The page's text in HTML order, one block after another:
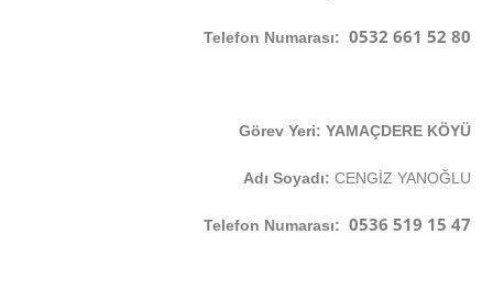
Telefon Numarası: 0532 661 52 80
Görev Yeri: YAMAÇDERE KÖYÜ
Adı Soyadı: CENGİZ YANOĞLU
Telefon Numarası: 0536 519 15 47